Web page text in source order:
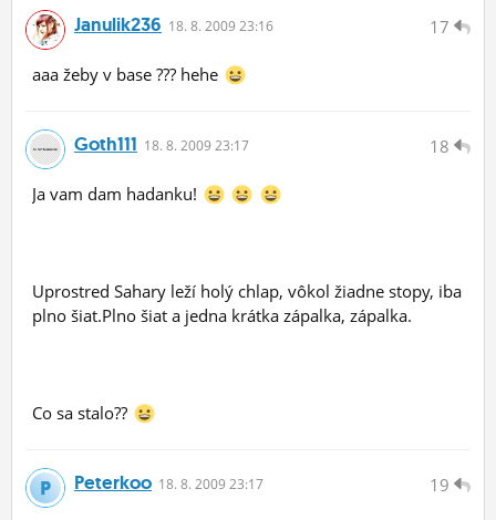
17
Janulik236 18. 8. 2009 23:16
aaa žeby v base ??? hehe
18
Goth111 18. 8. 2009 23:17
Ja vam dam hadanku!
Uprostred Sahary leží holý chlap, vôkol žiadne stopy, iba
plno šiat.Plno šiat a jedna krátka zápalka, zápalka.
Co sa stalo??
19
Peterkoo 18. 8. 2009 23:17